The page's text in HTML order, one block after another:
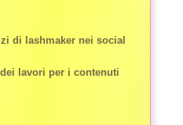
di lashmaker nei social
lavori per i contenuti